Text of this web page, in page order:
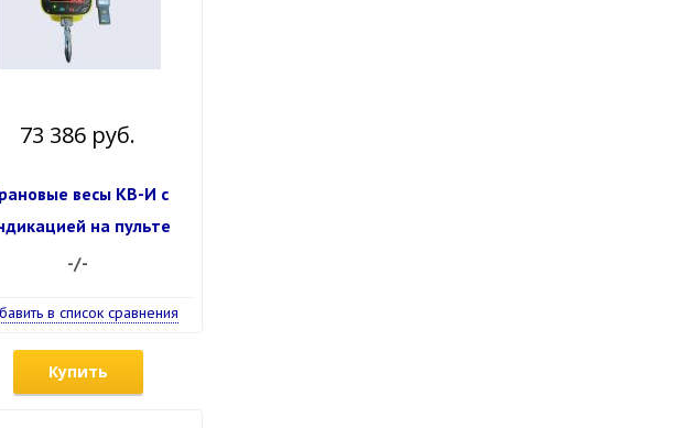
73 386 руб.
весы КВ-И с
на пульте
-/-
в список сравнения
Купить